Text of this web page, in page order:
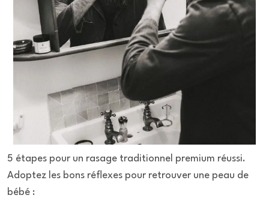
5 étapes pour un rasage traditionnel premium réussi.
Adoptez les bons réflexes pour retrouver une peau de
bébé :